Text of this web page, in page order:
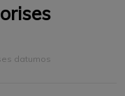
datumos